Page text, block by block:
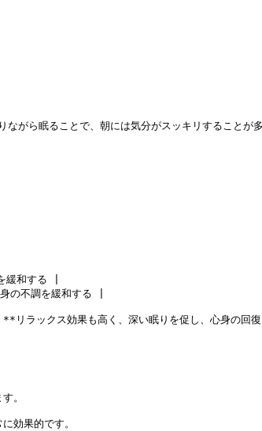
ら眠ることで、朝には気分がスッキリすることが
緩和する |
の不調を緩和する |
リラックス効果も高く、深い眠りを促し、心身の回
。
効果的です。